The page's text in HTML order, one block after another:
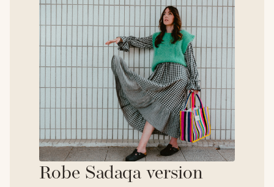
Robe Sadaqa version